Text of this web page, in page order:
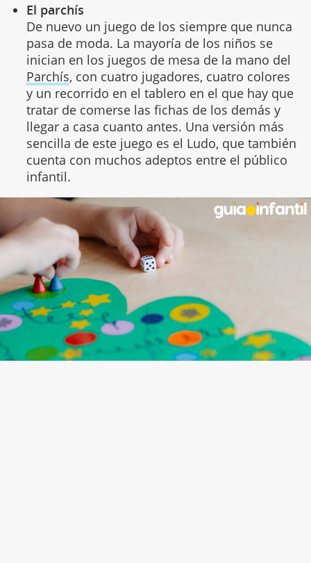
El parchís
De nuevo un juego de los siempre que nunca
pasa de moda. La mayoría de los niños se
inician en los juegos de mesa de la mano del
Parchís, con cuatro jugadores, cuatro colores
y un recorrido en el tablero en el que hay que
tratar de comerse las fichas de los demás y
llegar a casa cuanto antes. Una versión más
sencilla de este juego es el Ludo, que también
cuenta con muchos adeptos entre el público
infantil.